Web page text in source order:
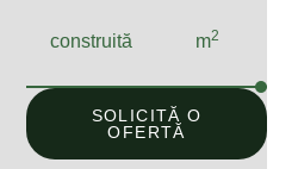
construită m2
SOLICITĂ O
OFERTĂ